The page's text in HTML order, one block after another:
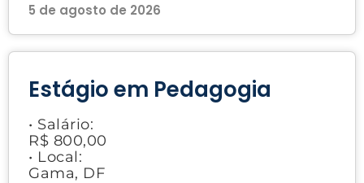
5 de agosto de 2026
Estágio em Pedagogia
• Salário:
R$ 800,00
• Local:
Gama, DF